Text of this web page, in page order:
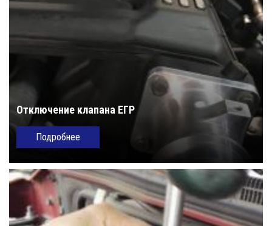
Отключение клапана ЕГР
Подробнее